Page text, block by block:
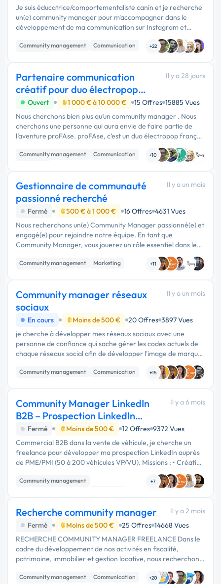
Je suis éducatrice/comportementaliste canin et je recherche
un(e) community manager pour m'accompagner dans le
développement de ma communication sur Instagram et
Facebook. Mon objectif est de déléguer davantage la
création de contenu (montage …
Community management
Communication
+22
Partenaire communication
créatif pour duo électropop
français
Il y a 28 jours
Ouvert 1 000 € à 10 000 € 15 Offres 15885 Vues
Nous cherchons bien plus qu’un community manager . Nous
cherchons une personne qui aura envie de faire partie de
l’aventure proFAse. proFAse, c’est un duo électropop français
indépendant que nous finançons entièrement. Nous écrivons
nos chansons, …
Community management
Communication
+10
Gestionnaire de communauté
passionné recherché
Il y a un mois
Fermé 500 € à 1 000 € 16 Offres 4631 Vues
Nous recherchons un(e) Community Manager passionné(e) et
engagé(e) pour rejoindre notre équipe. En tant que
Community Manager, vous jouerez un rôle essentiel dans le
développement d'une communauté dynamique et
engageante autour du forum …
Community management
Marketing
+11
Community manager réseaux
sociaux
Il y a un mois
En cours Moins de 500 € 20 Offres 3897 Vues
je cherche à développer mes réseaux sociaux avec une
personne de confiance qui sache gérer les codes actuels de
chaque réseaux social afin de développer l'image de marque.
merci de me faire un retour uniquement si vous maitrisez le
sujet avec de...
Community management
Communication
+15
Community Manager LinkedIn
B2B – Prospection LinkedIn
PME/PMI
Il y a 6 mois
Fermé Moins de 500 € 12 Offres 9372 Vues
Commercial B2B dans la vente de véhicule, je cherche un
freelance pour développer ma prospection LinkedIn auprès
de PME/PMI (50 à 200 véhicules VP/VU). Missions : • Création
du profil • Identification de prospects • Connexions
personnalisées • Re...
Community management
+7
Recherche community manager
Il y a 2 mois
Fermé
Moins de 500 € 25 Offres 14668 Vues
RECHERCHE COMMUNITY MANAGER FREELANCE Dans le
cadre du développement de nos activités en fiscalité,
patrimoine, immobilier et gestion locative, nous recherchons
un(e) Community Manager Freelance pour nous
accompagner dans la gestion et …
Community management
Communication
+20